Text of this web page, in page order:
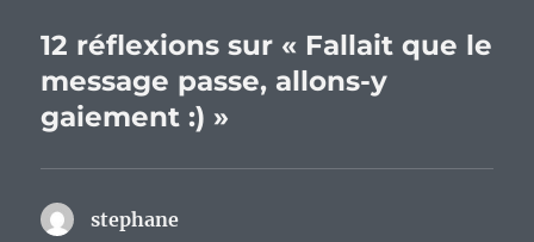
12 réflexions sur « Fallait que le
message passe, allons-y
gaiement :) »
stephane